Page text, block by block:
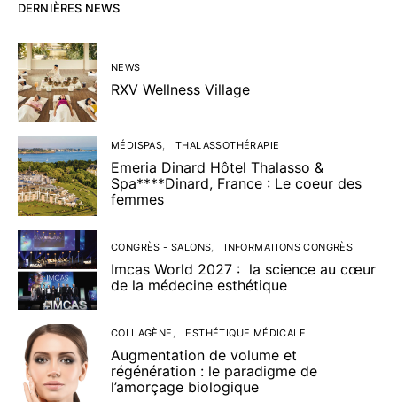
DERNIÈRES NEWS
NEWS
RXV Wellness Village
MÉDISPAS THALASSOTHÉRAPIE
Emeria Dinard Hôtel Thalasso &
Spa****Dinard, France : Le coeur des
femmes
CONGRÈS - SALONS INFORMATIONS CONGRÈS
Imcas World 2027 : la science au cœur
de la médecine esthétique
COLLAGÈNE ESTHÉTIQUE MÉDICALE
Augmentation de volume et
régénération : le paradigme de
l’amorçage biologique